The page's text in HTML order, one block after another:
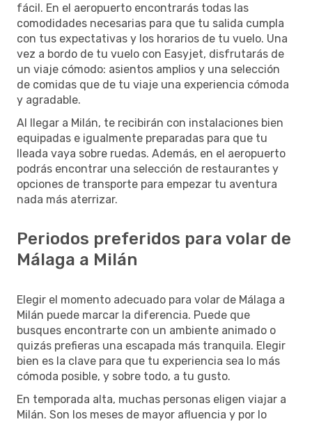
fácil. En el aeropuerto encontrarás todas las
comodidades necesarias para que tu salida cumpla
con tus expectativas y los horarios de tu vuelo. Una
vez a bordo de tu vuelo con Easyjet, disfrutarás de
un viaje cómodo: asientos amplios y una selección
de comidas que de tu viaje una experiencia cómoda
y agradable.
Al llegar a Milán, te recibirán con instalaciones bien
equipadas e igualmente preparadas para que tu
lleada vaya sobre ruedas. Además, en el aeropuerto
podrás encontrar una selección de restaurantes y
opciones de transporte para empezar tu aventura
nada más aterrizar.
Periodos preferidos para volar de
Málaga a Milán
Elegir el momento adecuado para volar de Málaga a
Milán puede marcar la diferencia. Puede que
busques encontrarte con un ambiente animado o
quizás prefieras una escapada más tranquila. Elegir
bien es la clave para que tu experiencia sea lo más
cómoda posible, y sobre todo, a tu gusto.
En temporada alta, muchas personas eligen viajar a
Milán. Son los meses de mayor afluencia y por lo